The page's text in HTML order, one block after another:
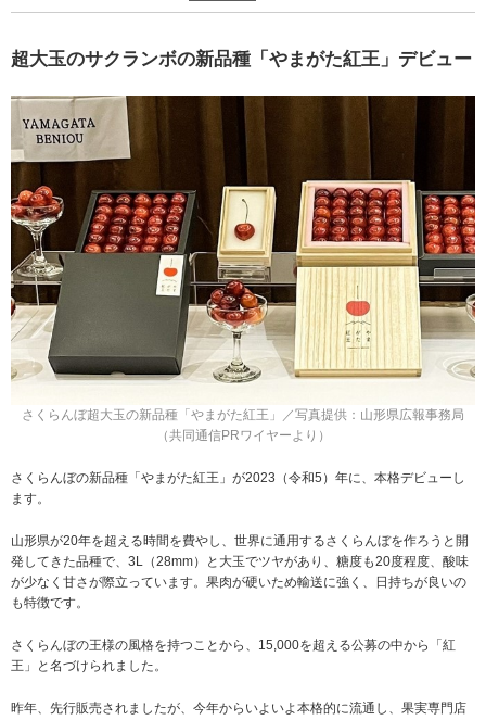
超大玉のサクランボの新品種「やまがた紅王」デビュー
さくらんぼ超大玉の新品種「やまがた紅王」／写真提供：山形県広報事務局
（共同通信PRワイヤーより）
さくらんぼの新品種「やまがた紅王」が2023（令和5）年に、本格デビューし
ます。
山形県が20年を超える時間を費やし、世界に通用するさくらんぼを作ろうと開
発してきた品種で、3L（28mm）と大玉でツヤがあり、糖度も20度程度、酸味
が少なく甘さが際立っています。果肉が硬いため輸送に強く、日持ちが良いの
も特徴です。
さくらんぼの王様の風格を持つことから、15,000を超える公募の中から「紅
王」と名づけられました。
昨年、先行販売されましたが、今年からいよいよ本格的に流通し、果実専門店